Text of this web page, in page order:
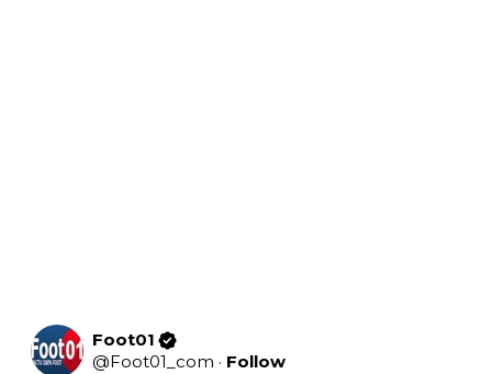
Foot01
@Foot01_com · Follow